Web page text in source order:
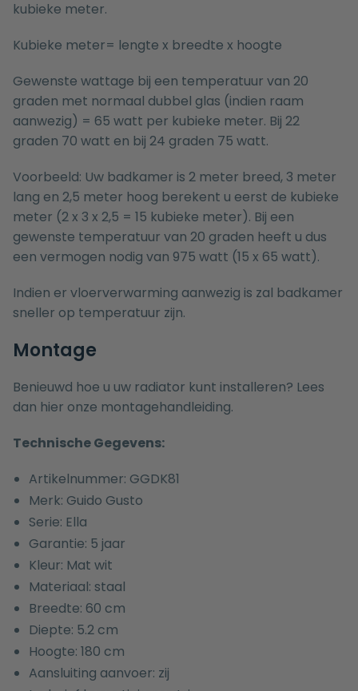
kubieke meter.
Kubieke meter= lengte x breedte x hoogte
Gewenste wattage bij een temperatuur van 20
graden met normaal dubbel glas (indien raam
aanwezig) = 65 watt per kubieke meter. Bij 22
graden 70 watt en bij 24 graden 75 watt.
Voorbeeld: Uw badkamer is 2 meter breed, 3 meter
lang en 2,5 meter hoog berekent u eerst de kubieke
meter (2 x 3 x 2,5 = 15 kubieke meter). Bij een
gewenste temperatuur van 20 graden heeft u dus
een vermogen nodig van 975 watt (15 x 65 watt).
Indien er vloerverwarming aanwezig is zal badkamer
sneller op temperatuur zijn.
Montage
Benieuwd hoe u uw radiator kunt installeren? Lees
dan hier onze montagehandleiding.
Technische Gegevens:
Artikelnummer: GGDK81
Merk: Guido Gusto
Serie: Ella
Garantie: 5 jaar
Kleur: Mat wit
Materiaal: staal
Breedte: 60 cm
Diepte: 5.2 cm
Hoogte: 180 cm
Aansluiting aanvoer: zij